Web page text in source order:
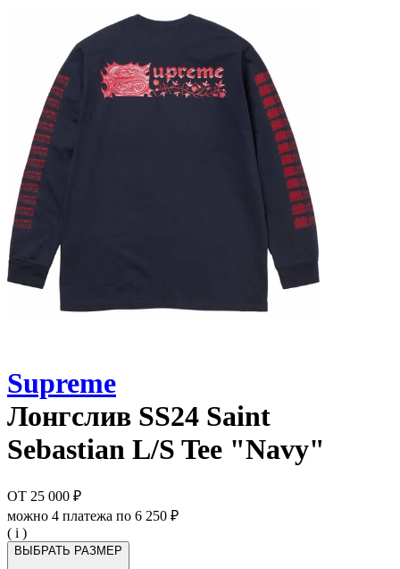
Supreme
Лонгслив SS24 Saint
Sebastian L/S Tee "Navy"
ОТ 25 000 ₽
можно 4 платежа по 6 250 ₽
( i )
ВЫБРАТЬ РАЗМЕР